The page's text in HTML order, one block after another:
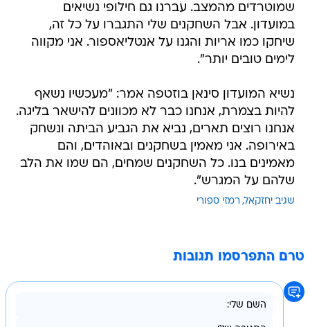
שמוטרדים מהמצב. עברנו גם חילופי נשיאים
במועדון. אבל השחקנים שלי התגברו על כל זה,
שיחקו כמו אריות והגנו על אנטליאספור. אני מקווה
לימים טובים יותר".
נשיא המועדון סינאן בוזטפה אמר: "מעכשיו נשאף
להיות בצמרת, אנחנו כבר לא מכוונים להישאר בליגה.
אנחנו רוצים תארים, נביא את הגביע הביתה ונשחק
באירופה. אני מאמין בשחקנים ובאוהדים, והם
מאמינים בנו. כל השחקנים שמחים, הם שמו את הלב
שלהם על המגרש".
שגיב יחזקאל רמזי ספורי
טרם התפרסמו תגובות